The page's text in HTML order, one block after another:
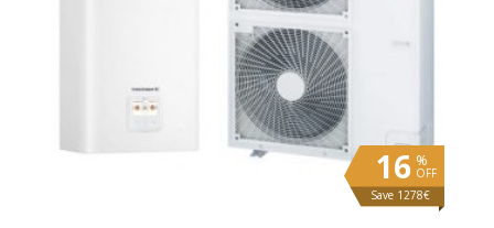
%
OFF
16
Save 1278€